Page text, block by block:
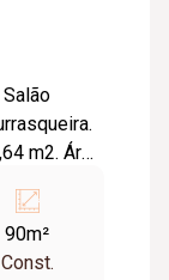
90m²
Const.